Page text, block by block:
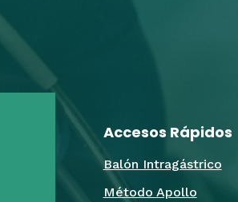
Accesos Rápidos
Balón Intragástrico
Método Apollo